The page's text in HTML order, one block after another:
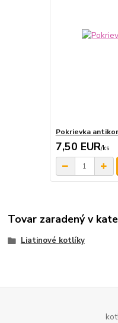
Pokrievka
7,50 EUR/ks
Tovar zaradený v
Liatinové kotlíky